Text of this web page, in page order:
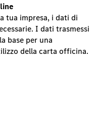
tua impresa, i dati di
I dati trasmessi
base per una
della carta officina.